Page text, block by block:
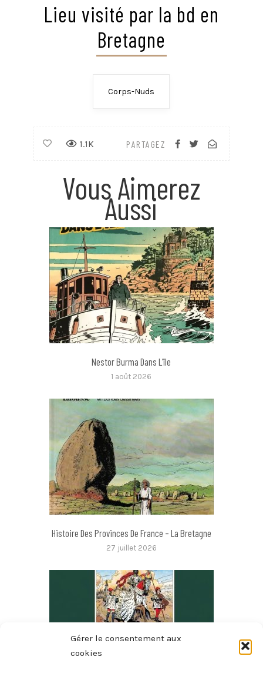
Gérer le consentement aux
cookies
Lieu visité par la bd en
Bretagne
Corps-Nuds
PARTAGEZ
1.1K
Vous Aimerez
Aussi
Nestor Burma Dans L’île
1 août 2026
Histoire Des Provinces De France – La Bretagne
27 juillet 2026